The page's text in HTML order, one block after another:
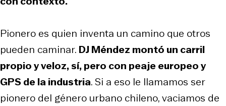
Pionero es quien inventa un camino que otros
pueden caminar. DJ Méndez montó un carril
propio y veloz, sí, pero con peaje europeo y
GPS de la industria. Si a eso le llamamos ser
pionero del género urbano chileno, vaciamos de